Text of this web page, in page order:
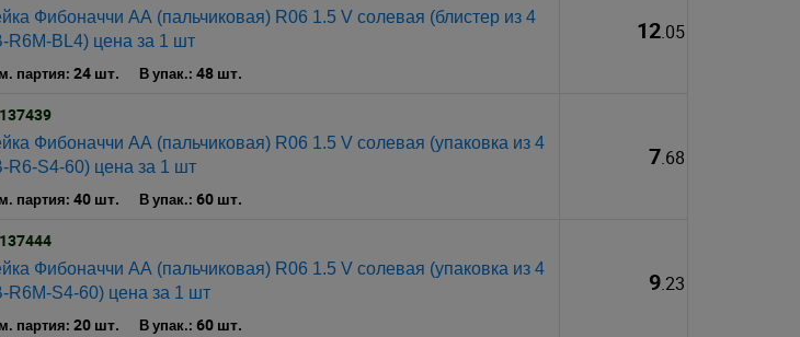
Фибоначчи АА (пальчиковая) R06 1.5 V солевая (блистер из 4
R6M-BL4) цена за 1 шт
партия: 24 шт. В упак.: 48 шт.
12.05
137439
Фибоначчи АА (пальчиковая) R06 1.5 V солевая (упаковка из 4
R6-S4-60) цена за 1 шт
партия: 40 шт. В упак.: 60 шт.
7.68
137444
Фибоначчи АА (пальчиковая) R06 1.5 V солевая (упаковка из 4
R6M-S4-60) цена за 1 шт
партия: 20 шт. В упак.: 60 шт.
9.23